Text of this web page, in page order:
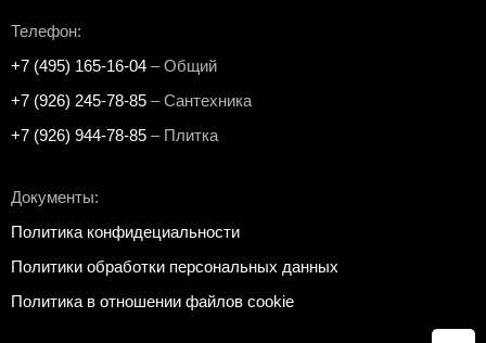
Телефон:
+7 (495) 165-16-04 – Общий
+7 (926) 245-78-85 – Сантехника
+7 (926) 944-78-85 – Плитка
Документы:
Политика конфидециальности
Политики обработки персональных данных
Политика в отношении файлов cookie